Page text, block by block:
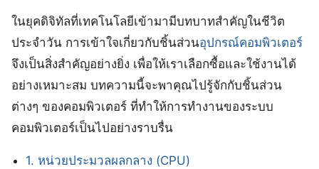
ในยุคดิจิทัลที่เทคโนโลยีเข้ามามีบทบาทสำคัญในชีวิต
ประจำวัน การเข้าใจเกี่ยวกับชิ้นส่วนอุปกรณ์คอมพิวเตอร์
จึงเป็นสิ่งสำคัญอย่างยิ่ง เพื่อให้เราเลือกซื้อและใช้งานได้
อย่างเหมาะสม บทความนี้จะพาคุณไปรู้จักกับชิ้นส่วน
ต่างๆ ของคอมพิวเตอร์ ที่ทำให้การทำงานของระบบ
คอมพิวเตอร์เป็นไปอย่างราบรื่น
1. หน่วยประมวลผลกลาง (CPU)